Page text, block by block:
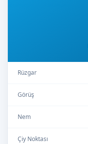
Rüzgar
Görüş
Nem
Çiy Noktası